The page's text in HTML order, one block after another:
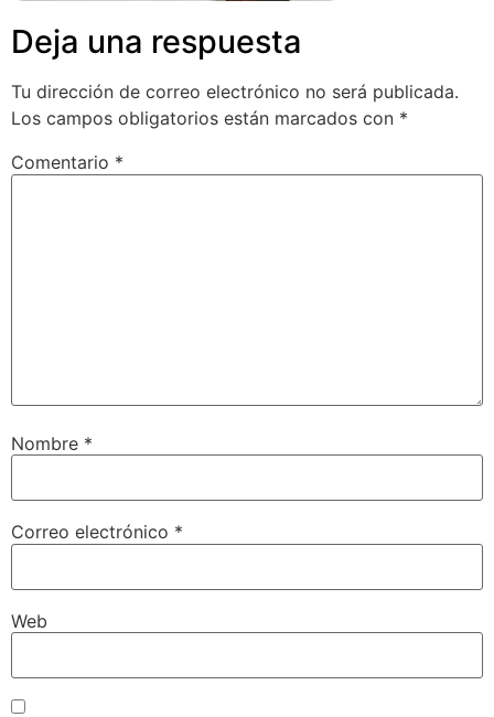
Deja una respuesta
Tu dirección de correo electrónico no será publicada.
Los campos obligatorios están marcados con *
Comentario *
Nombre *
Correo electrónico *
Web